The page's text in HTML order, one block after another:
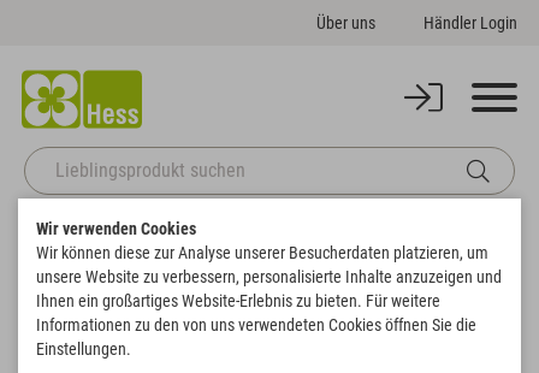
Über uns Händler Login
Startseite Gefäße Pflanzgefäße
Zurück zur Artikelübersicht
Wir verwenden Cookies
Wir können diese zur Analyse unserer Besucherdaten platzieren, um
unsere Website zu verbessern, personalisierte Inhalte anzuzeigen und
Ihnen ein großartiges Website-Erlebnis zu bieten. Für weitere
Informationen zu den von uns verwendeten Cookies öffnen Sie die
Einstellungen.